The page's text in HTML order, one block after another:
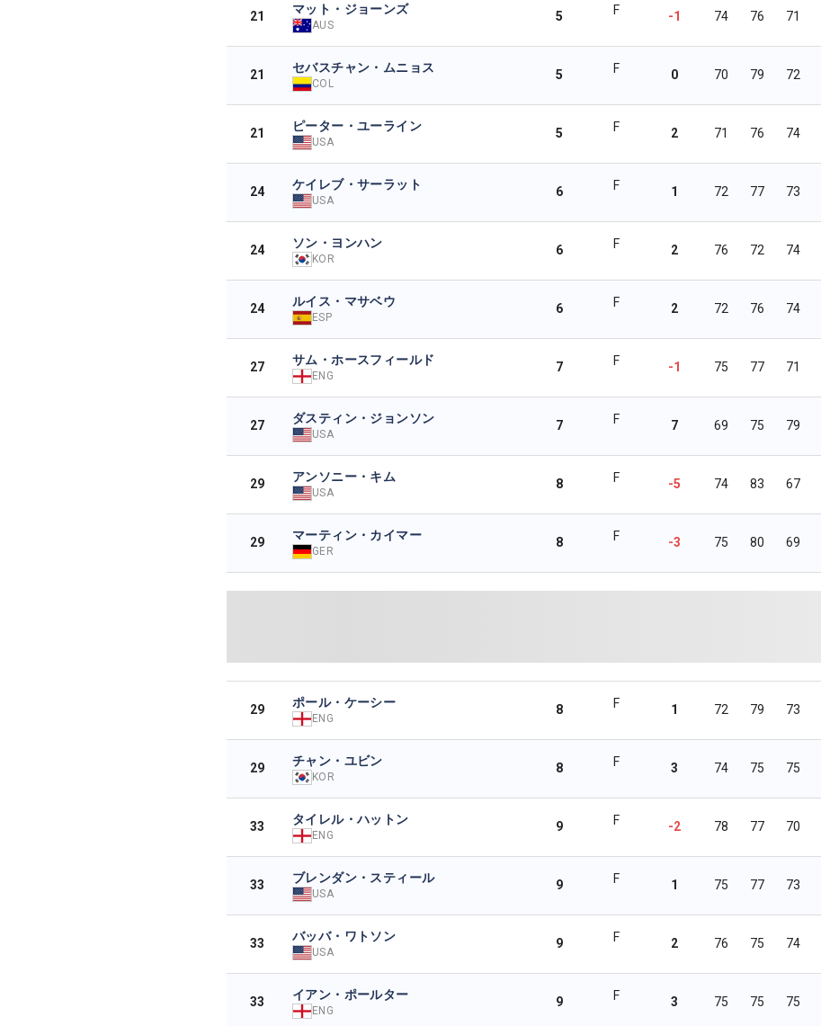
21 マット・ジョーンズ
AUS
5 F -1 74 76 71
21 セバスチャン・ムニョス
COL
5 F 0 70 79 72
21 ピーター・ユーライン
USA
5 F 2 71 76 74
24 ケイレブ・サーラット
USA
6 F 1 72 77 73
24 ソン・ヨンハン
KOR
6 F 2 76 72 74
24 ルイス・マサベウ
ESP
6 F 2 72 76 74
27 サム・ホースフィールド
ENG
7 F -1 75 77 71
27 ダスティン・ジョンソン
USA
7 F 7 69 75 79
29 アンソニー・キム
USA
8 F -5 74 83 67
29 マーティン・カイマー
GER
8 F -3 75 80 69
29 ポール・ケーシー
ENG
8 F 1 72 79 73
29 チャン・ユビン
KOR
8 F 3 74 75 75
33 タイレル・ハットン
ENG
9 F -2 78 77 70
33 ブレンダン・スティール
USA
9 F 1 75 77 73
33 バッバ・ワトソン
USA
9 F 2 76 75 74
33 イアン・ポールター
ENG
9 F 3 75 75 75